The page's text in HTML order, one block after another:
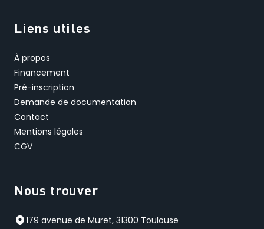
Liens utiles
À propos
Financement
Pré-inscription
Demande de documentation
Contact
Mentions légales
CGV
Nous trouver
179 avenue de Muret, 31300 Toulouse